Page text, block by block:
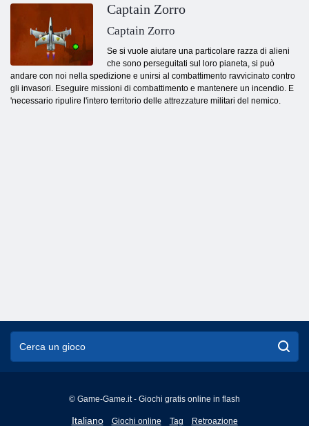
Captain Zorro
Captain Zorro
Se si vuole aiutare una particolare razza di alieni
che sono perseguitati sul loro pianeta, si può
andare con noi nella spedizione e unirsi al combattimento ravvicinato contro
gli invasori. Eseguire missioni di combattimento e mantenere un incendio. E
'necessario ripulire l'intero territorio delle attrezzature militari del nemico.
© Game-Game.it - Giochi gratis online in flash
Italiano
English
Giochi online Tag Retroazione